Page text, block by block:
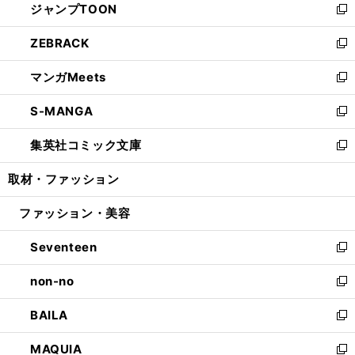
く
で
開
く
ド
ウ
で
開
く
ィ
ン
ド
ウ
で
開
く
い
ウ
ィ
ン
ド
ウ
で
開
く
ジャンプTOON
新
し
い
ウ
ィ
ン
ド
ウ
で
開
ZEBRACK
新
し
い
ウ
ィ
ン
ド
ウ
開
マンガMeets
新
し
い
ウ
ィ
ン
ウ
開
く
S-MANGA
新
し
い
ウ
ン
ウ
で
開
く
集英社コミック文庫
新
し
ウ
ン
ド
ウ
で
開
く
取材・ファッション
ファッション・美容
Seventeen
新
し
い
ウ
ィ
ン
ド
non-no
新
し
い
ウ
ィ
BAILA
新
し
い
MAQUIA